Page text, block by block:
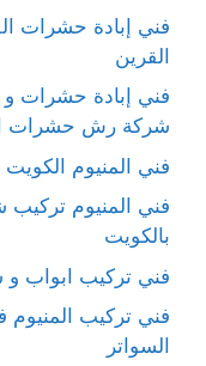
فني إبادة حشرات
القرين
فني إبادة حشرات و
شركة رش حشرات
فني المنيوم الكويت 52227343
فني المنيوم تركيب
بالكويت
فني تركيب ابواب و
فني تركيب المنيوم
السواتر